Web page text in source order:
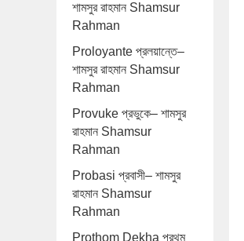
শামসুর রাহমান Shamsur
Rahman
Proloyante প্রলয়ান্তে–
শামসুর রাহমান Shamsur
Rahman
Provuke প্রভুকে– শামসুর
রাহমান Shamsur
Rahman
Probasi প্রবাসী– শামসুর
রাহমান Shamsur
Rahman
Prothom Dekha প্রথম